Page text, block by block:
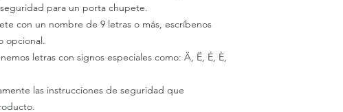
para un porta chupete.
con un nombre de 9 letras o más, escríbenos
opcional.
letras con signos especiales como: Ä, Ë, É, È,
las instrucciones de seguridad que